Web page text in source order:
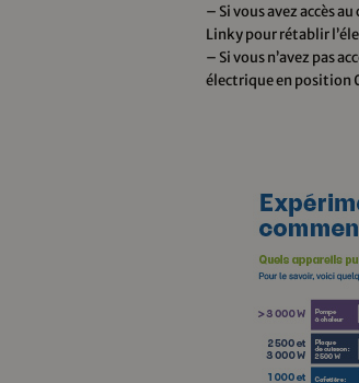
– Si vous avez accès
Linky pour rétablir
– Si vous n’avez pas
électrique en position